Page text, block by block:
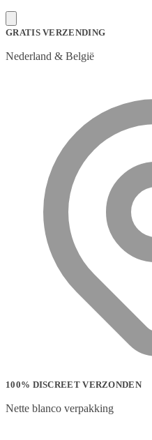
GRATIS VERZENDING
Nederland & België
100% DISCREET VERZONDEN
Nette blanco verpakking